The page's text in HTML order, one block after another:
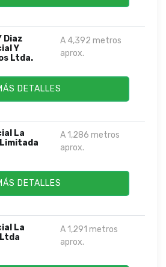
Diaz
Y
Ltda.
A 4,392 metros
aprox.
DETALLES
La
A 1,286 metros
aprox.
DETALLES
La
A 1,291 metros
aprox.